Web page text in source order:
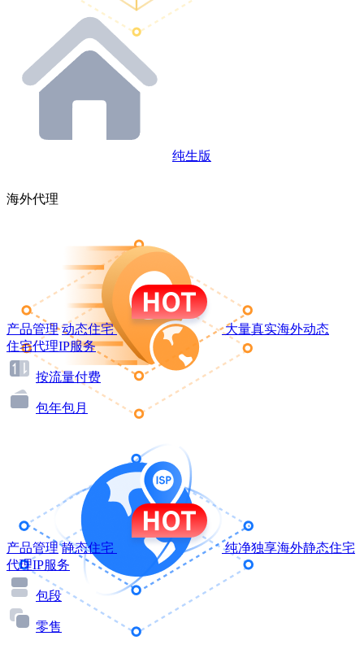
纯生版
海外代理
产品管理 动态住宅
大量真实海外动态
住宅代理IP服务
按流量付费
包年包月
产品管理 静态住宅
纯净独享海外静态住宅
代理IP服务
包段
零售